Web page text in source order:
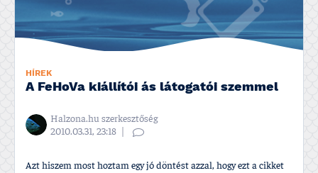
HÍREK
A FeHoVa kiállí­tói ás látogatói szemmel
Halzona.hu szerkesztőség
2010.03.31, 23:18
Azt hiszem most hoztam egy jó döntést azzal, hogy ezt a cikket